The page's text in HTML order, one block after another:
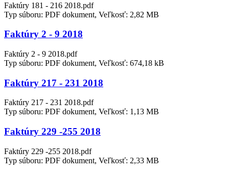
Faktúry 181 - 216 2018.pdf
Typ súboru: PDF dokument, Veľkosť: 2,82 MB
Faktúry 2 - 9 2018
Faktúry 2 - 9 2018.pdf
Typ súboru: PDF dokument, Veľkosť: 674,18 kB
Faktúry 217 - 231 2018
Faktúry 217 - 231 2018.pdf
Typ súboru: PDF dokument, Veľkosť: 1,13 MB
Faktúry 229 -255 2018
Faktúry 229 -255 2018.pdf
Typ súboru: PDF dokument, Veľkosť: 2,33 MB